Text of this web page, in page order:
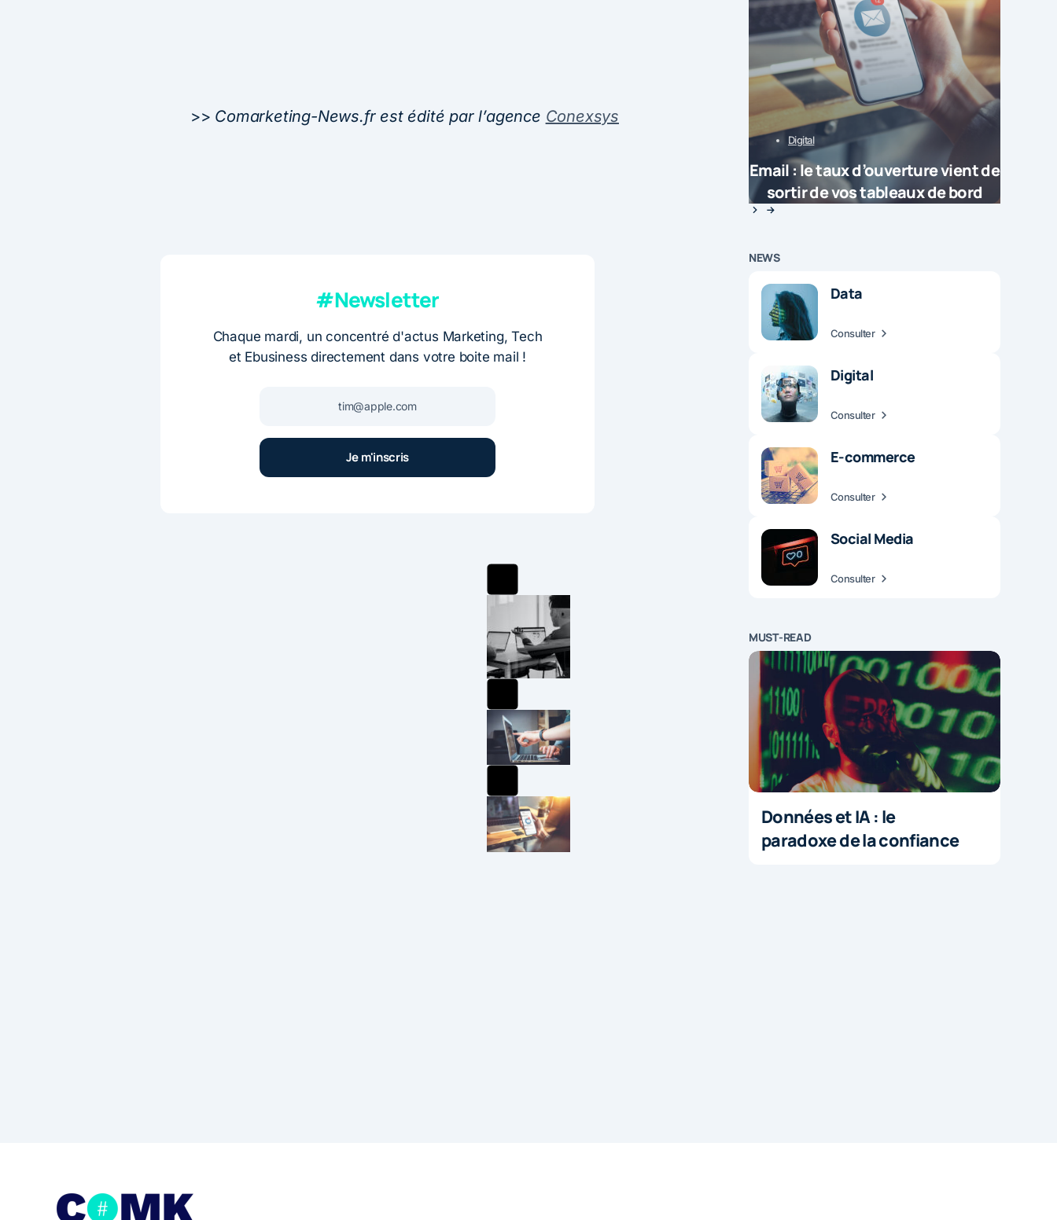
>> Comarketing-News.fr est édité par l’agence Conexsys
#Newsletter
Chaque mardi, un concentré d'actus Marketing, Tech
et Ebusiness directement dans votre boite mail !
Digital
Email : le taux d’ouverture vient de
sortir de vos tableaux de bord
NEWS
Data
Consulter
Digital
Consulter
E-commerce
Consulter
Social Media
Consulter
MUST-READ
Données et IA : le
paradoxe de la confiance